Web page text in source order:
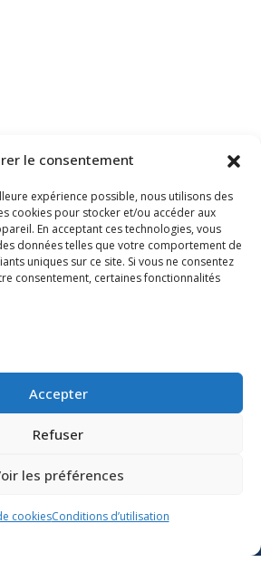
le consentement
expérience possible, nous utilisons des
cookies pour stocker et/ou accéder aux
En acceptant ces technologies, vous
données telles que votre comportement de
uniques sur ce site. Si vous ne consentez
consentement, certaines fonctionnalités
Accepter
Refuser
les préférences
cookiesConditions d’utilisation
sur